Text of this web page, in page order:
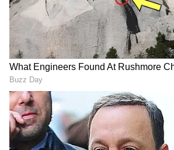
ಜಾಗತಿಕ ಬಿಕ್ಕಟ್ಟಿದ್ದರೂ ಸಮರ್ಪಕ
ಬಿಕ್ಕಟ್ಟಿದ್ದರೂ ಕೇಂದ್ರ ಸರ್ಕಾರ,
2026ರ ಮುಂಗಾರು (ಖಾರಿಫ್) ಹಂಗಾಮಿಗೆ
ಪ್ರಮಾಣದ ರಸಗೊಬ್ಬರ ಲಭ್ಯತೆಯನ್ನು
ಇರಾನ್-ಇಸ್ರೇಲ್ ಸಂಘರ್ಷ ಮತ್ತು ರಫ್ತು
(kannada news live) ಸಂಪೂರ್ಣ
ಕ್ಲಿಕ್‌ನಲ್ಲಿ ಲಭ್ಯ. ಏಷ್ಯಾನೆಟ್ ಸುವರ್ಣ
ಆ್ಯಪ್ ಡೌನ್‌ಲೋಡ್ ಮಾಡಿ ಹಾಗು
ಗಳನ್ನು ಪಡೆಯಿರಿ